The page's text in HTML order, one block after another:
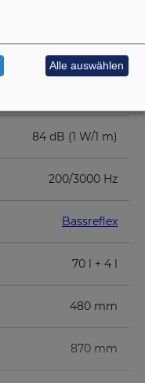
4 Ohm
84 dB (1 W/1 m)
200/3000 Hz
Bassreflex
70 l + 4 l
480 mm
870 mm
Alle auswählen